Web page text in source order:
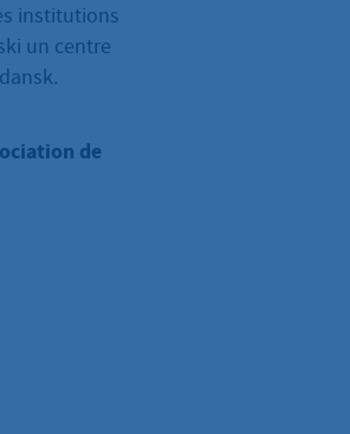
institutions
un centre
de